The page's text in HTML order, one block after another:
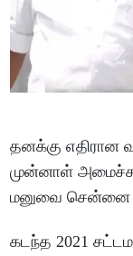
தனக்கு எதிரான
முன்னாள்
மனுவை சென்னை
கடந்த 2021